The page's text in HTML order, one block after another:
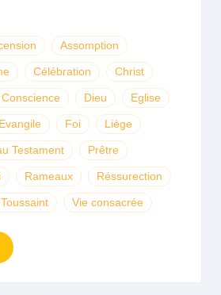
Assomption
Célébration Christ
Conscience Dieu Eglise
Evangile Foi Liège
Testament Prêtre
Rameaux Réssurection
Toussaint Vie consacrée